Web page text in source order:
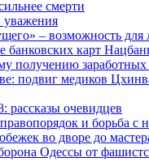
смерти
уважения
– возможность для
банковских карт
получению заработных
подвиг медиков
рассказы очевидцев
и борьба с
во дворе до
Одессы от